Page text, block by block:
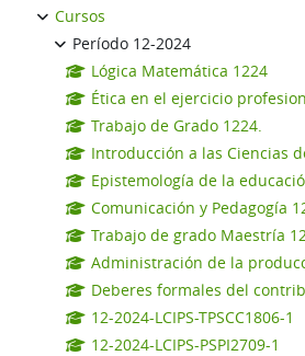
Cursos
Período 12-2024
Lógica Matemática 1224
Ética en el ejercicio
Trabajo de Grado 1224.
Introducción a las Ciencias
Epistemología de la
Comunicación y Pedagogía
Trabajo de grado Maestría
Administración de la
Deberes formales del
12-2024-LCIPS-TPSCC1806-1
12-2024-LCIPS-PSPI2709-1